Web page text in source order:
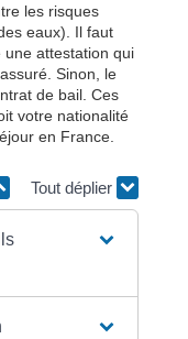
les risques
eaux). Il faut
attestation qui
Sinon, le
de bail. Ces
votre nationalité
en France.
Tout déplier